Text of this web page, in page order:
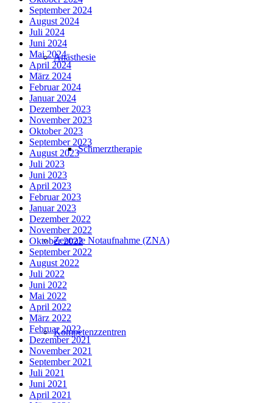
Anästhesie
Schmerztherapie
Zentrale Notaufnahme (ZNA)
Kompetenzzentren
September 2024
August 2024
Juli 2024
Juni 2024
Mai 2024
April 2024
März 2024
Februar 2024
Januar 2024
Dezember 2023
November 2023
Oktober 2023
September 2023
August 2023
Juli 2023
Juni 2023
April 2023
Februar 2023
Januar 2023
Dezember 2022
November 2022
Oktober 2022
September 2022
August 2022
Juli 2022
Juni 2022
Mai 2022
April 2022
März 2022
Februar 2022
Dezember 2021
November 2021
September 2021
Juli 2021
Juni 2021
April 2021